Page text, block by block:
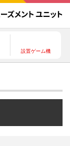
設置ゲーム機